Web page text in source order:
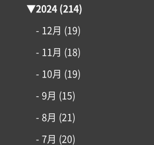
▼2024(214)
- 12月 (19)
- 11月 (18)
- 10月 (19)
- 9月 (15)
- 8月 (21)
- 7月 (20)